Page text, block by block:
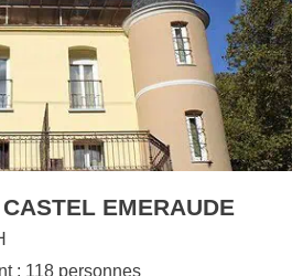
EMERAUDE
: 118 personnes